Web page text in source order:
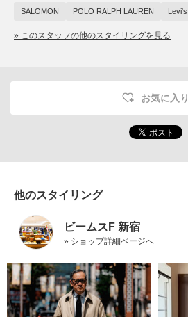
SALOMON POLO RALPH LAUREN Levi's
» このスタッフの他のスタイリングを見る
お気に入り
他のスタイリング
ビームスF 新宿
» ショップ詳細ページへ